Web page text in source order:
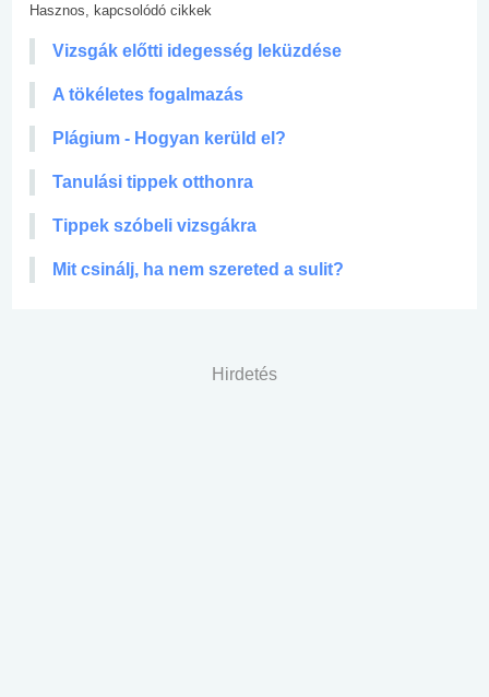
Hasznos, kapcsolódó cikkek
Vizsgák előtti idegesség leküzdése
A tökéletes fogalmazás
Plágium - Hogyan kerüld el?
Tanulási tippek otthonra
Tippek szóbeli vizsgákra
Mit csinálj, ha nem szereted a sulit?
Hirdetés